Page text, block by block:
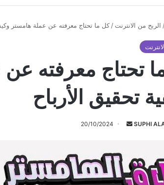
الربح من الانترنت / كل ما تحتاج معرفته عن عملة هامستر
تحتاج معرفته
تحقيق الأرباح
SUPHI
أرسل 20/10/2024